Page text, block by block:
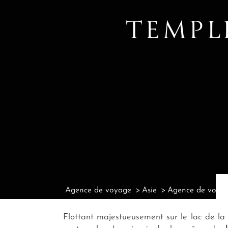
Agence de voyage Asie Agence de
Flottant majestueusement sur le lac de